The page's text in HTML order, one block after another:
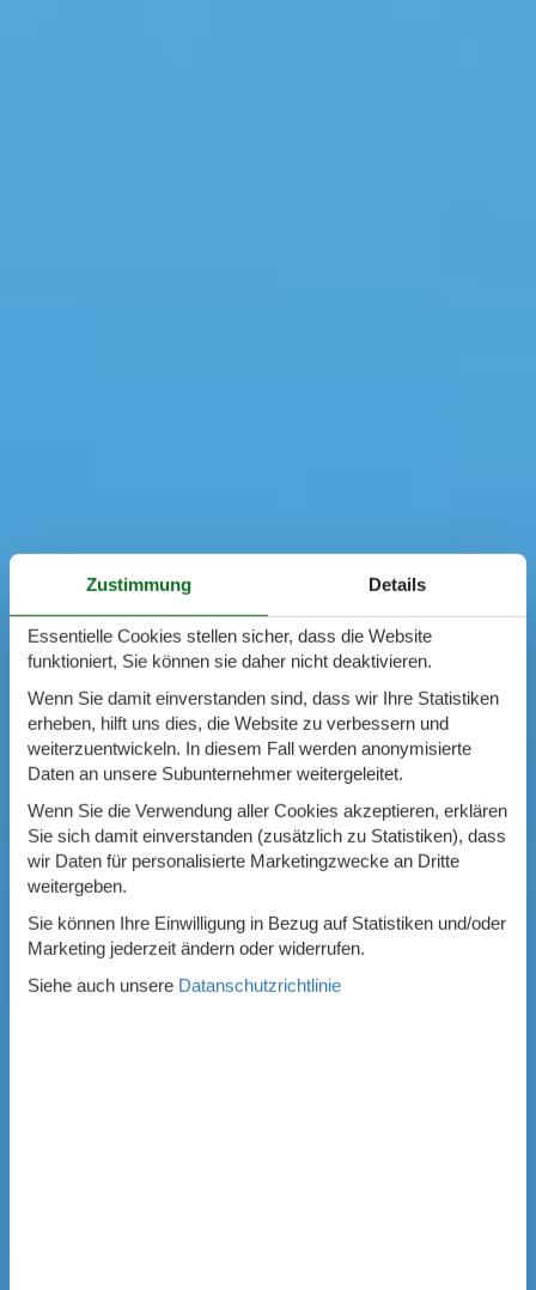
Zustimmung Details
Essentielle Cookies stellen sicher, dass die Website
funktioniert, Sie können sie daher nicht deaktivieren.
Wenn Sie damit einverstanden sind, dass wir Ihre Statistiken
erheben, hilft uns dies, die Website zu verbessern und
weiterzuentwickeln. In diesem Fall werden anonymisierte
Daten an unsere Subunternehmer weitergeleitet.
Wenn Sie die Verwendung aller Cookies akzeptieren, erklären
Sie sich damit einverstanden (zusätzlich zu Statistiken), dass
wir Daten für personalisierte Marketingzwecke an Dritte
weitergeben.
Sie können Ihre Einwilligung in Bezug auf Statistiken und/oder
Marketing jederzeit ändern oder widerrufen.
Siehe auch unsere Datanschutzrichtlinie